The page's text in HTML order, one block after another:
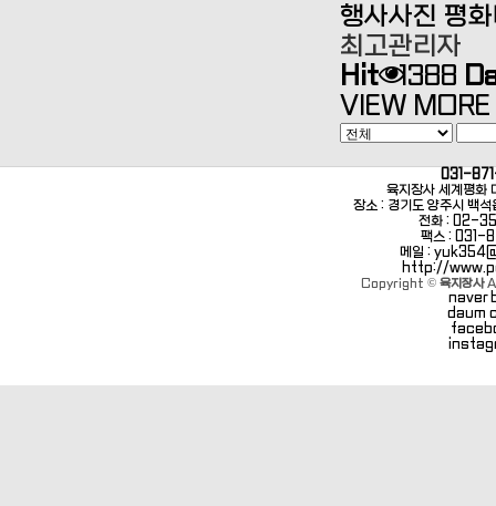
행사사진 평
최고관리자
Hit 1388
VIEW MORE
031-
육지장사 세계평화
장소 : 경기도 양주시 백
전화 : 02-
팩스 : 031-
메일 :
http://
Copyright © 육지장사
naver
daum